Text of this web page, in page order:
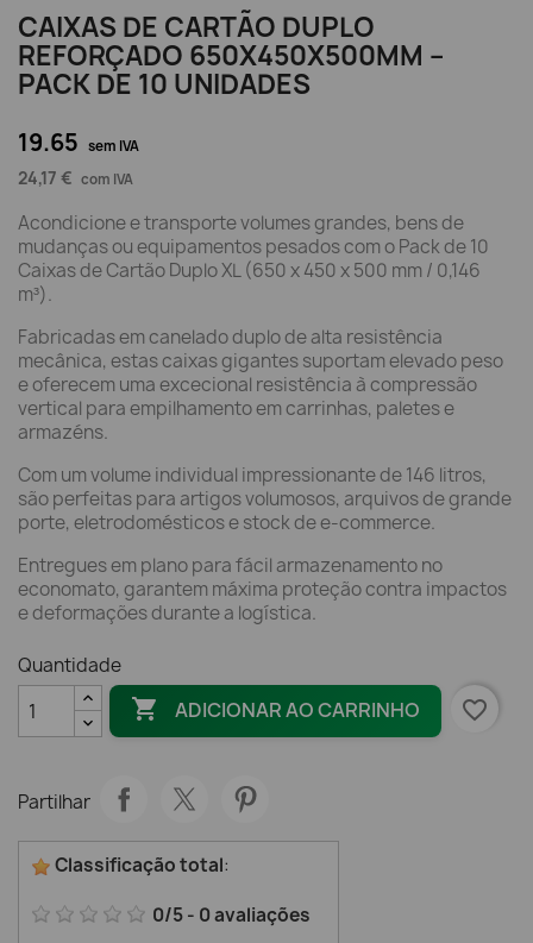
CAIXAS DE CARTÃO DUPLO
REFORÇADO 650X450X500MM –
PACK DE 10 UNIDADES
19.65 sem IVA
24,17 € com IVA
Acondicione e transporte volumes grandes, bens de
mudanças ou equipamentos pesados com o Pack de 10
Caixas de Cartão Duplo XL (650 x 450 x 500 mm / 0,146
m³).
Fabricadas em canelado duplo de alta resistência
mecânica, estas caixas gigantes suportam elevado peso
e oferecem uma excecional resistência à compressão
vertical para empilhamento em carrinhas, paletes e
armazéns.
Com um volume individual impressionante de 146 litros,
são perfeitas para artigos volumosos, arquivos de grande
porte, eletrodomésticos e stock de e-commerce.
Entregues em plano para fácil armazenamento no
economato, garantem máxima proteção contra impactos
e deformações durante a logística.
Quantidade
 ADICIONAR AO CARRINHO favorite_border
Partilhar
Classificação total:
0/5- 0avaliações